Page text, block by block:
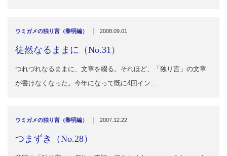
ウミガメの独り言（黎明編） | 2008.09.01
徒然なるままに（No.31）
つれづれなるままに、文章を綴る。それほど、「独り言」の文章
が書けなくなった。今年になって既に4回イン…
ウミガメの独り言（黎明編） | 2007.12.22
つまずき（No.28）